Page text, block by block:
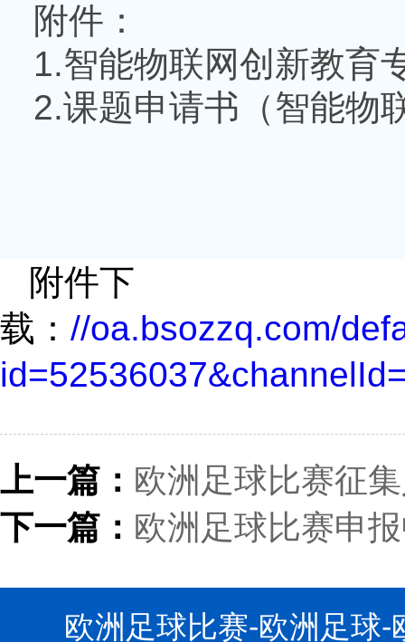
附件：
1.智能物联网创新教育
2.课题申请书（智能物
附件下
载： //oa.bsozzq.com/
上一篇： 欧洲足球比赛征
下一篇： 欧洲足球比赛申
欧洲足球比赛-欧洲足球